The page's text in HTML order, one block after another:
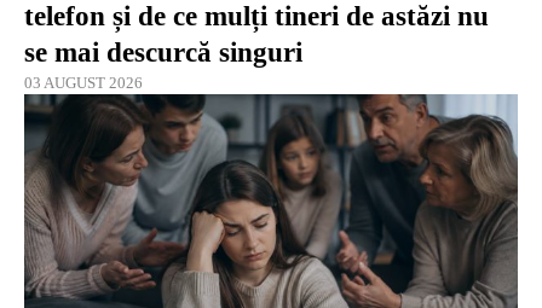
telefon și de ce mulți tineri de astăzi nu
se mai descurcă singuri
03 AUGUST 2026